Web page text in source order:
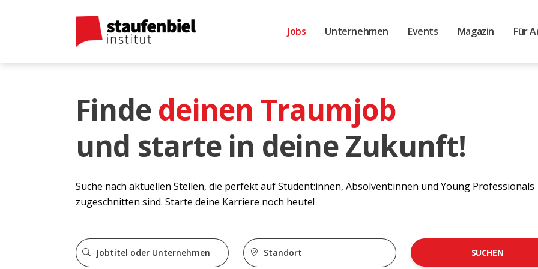
Jobs Unternehmen Events Magazin Für
Finde deinen Traumjob
und starte in deine Zukunft!
Suche nach aktuellen Stellen, die perfekt auf Student:innen, Absolvent:innen und Young Professionals
zugeschnitten sind. Starte deine Karriere noch heute!
SUCHEN